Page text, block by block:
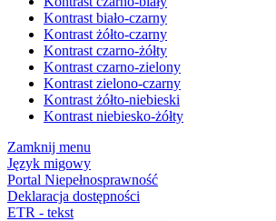
Kontrast biało-czarny
Kontrast żółto-czarny
Kontrast czarno-żółty
Kontrast czarno-zielony
Kontrast zielono-czarny
Kontrast żółto-niebieski
Kontrast niebiesko-żółty
Zamknij menu
Język migowy
Portal Niepełnosprawność
Deklaracja dostępności
ETR - tekst